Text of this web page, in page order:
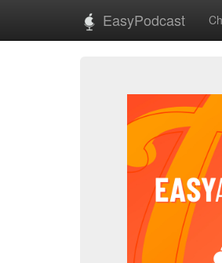
EasyPodcast